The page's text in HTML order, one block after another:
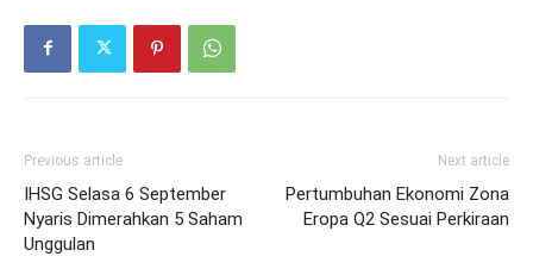
Previous article
IHSG Selasa 6 September
Nyaris Dimerahkan 5 Saham
Unggulan
Next article
Pertumbuhan Ekonomi Zona
Eropa Q2 Sesuai Perkiraan